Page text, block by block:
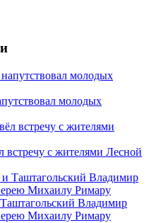
молодых
встречу с жителями Лесной
Владимир
Михаилу Римару